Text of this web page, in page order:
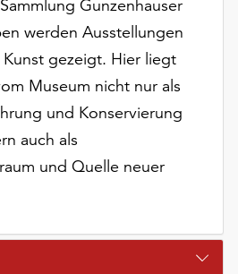
Gunzenhauser
werden Ausstellungen
gezeigt. Hier liegt
Museum nicht nur als
und Konservierung
auch als
und Quelle neuer